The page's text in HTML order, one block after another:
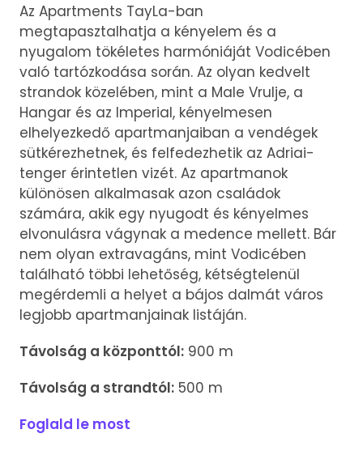
Az Apartments TayLa-ban
megtapasztalhatja a kényelem és a
nyugalom tökéletes harmóniáját Vodicében
való tartózkodása során. Az olyan kedvelt
strandok közelében, mint a Male Vrulje, a
Hangar és az Imperial, kényelmesen
elhelyezkedő apartmanjaiban a vendégek
sütkérezhetnek, és felfedezhetik az Adriai-
tenger érintetlen vizét. Az apartmanok
különösen alkalmasak azon családok
számára, akik egy nyugodt és kényelmes
elvonulásra vágynak a medence mellett. Bár
nem olyan extravagáns, mint Vodicében
található többi lehetőség, kétségtelenül
megérdemli a helyet a bájos dalmát város
legjobb apartmanjainak listáján.
Távolság a központtól: 900 m
Távolság a strandtól: 500 m
Foglald le most